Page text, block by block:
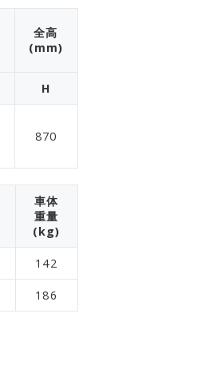
全高
(mm)
H
870
車体
重量
(kg)
142
186